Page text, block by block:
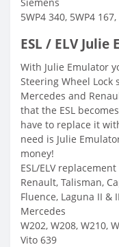
5WP4 340, 5WP4
ESL / ELV
With Julie Emulator
Steering Wheel
Mercedes and
that the ESL
have to replace it
need is Julie
money!
ESL/ELV
Renault, Talisman,
Fluence, Laguna II &
Mercedes
W202, W208, W210,
Vito 639